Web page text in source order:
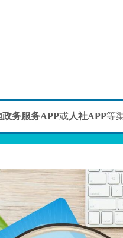
务服务APP或人社APP等